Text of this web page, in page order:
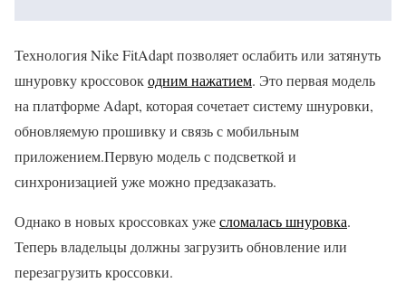
Технология Nike FitAdapt позволяет ослабить или затянуть
шнуровку кроссовокодним нажатием. Это первая модель
на платформе Adapt, которая сочетает систему шнуровки,
обновляемую прошивку и связь с мобильным
приложением.Первую модель с подсветкой и
синхронизацией уже можно предзаказать.
Однако в новых кроссовках ужесломалась шнуровка.
Теперь владельцы должны загрузить обновление или
перезагрузить кроссовки.